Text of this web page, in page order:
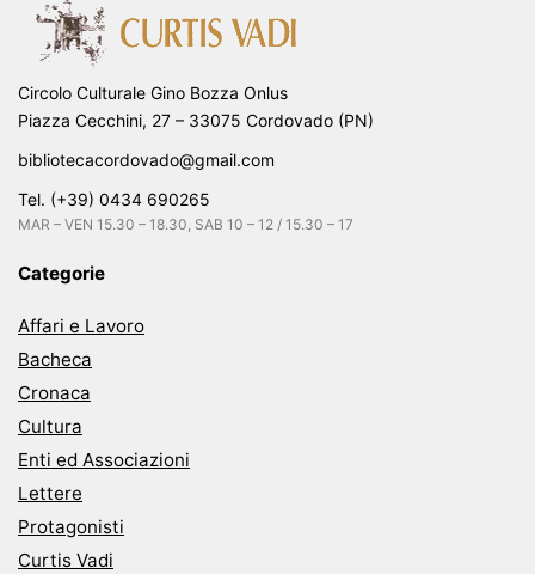
Circolo Culturale Gino Bozza Onlus
Piazza Cecchini, 27 – 33075 Cordovado (PN)
bibliotecacordovado@gmail.com
Tel. (+39) 0434 690265
MAR – VEN 15.30 – 18.30, SAB 10 – 12 / 15.30 – 17
Categorie
Affari e Lavoro
Bacheca
Cronaca
Cultura
Enti ed Associazioni
Lettere
Protagonisti
Curtis Vadi